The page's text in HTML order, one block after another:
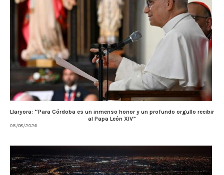
Llaryora: “Para Córdoba es un inmenso honor y un profundo orgullo recibir
al Papa León XIV”
05/08/2026